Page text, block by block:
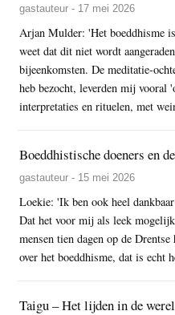
gastauteur - 17 mei 2026
Arjan Mulder: 'Het boeddhisme
weet dat dit niet wordt
bijeenkomsten. De meditatie-
heb bezocht, leverden mij vooral
interpretaties en rituelen, met
Boeddhistische doeners en
gastauteur - 15 mei 2026
Loekie: 'Ik ben ook heel
Dat het voor mij als leek
mensen tien dagen op de
over het boeddhisme, dat is echt
Taigu – Het lijden in de